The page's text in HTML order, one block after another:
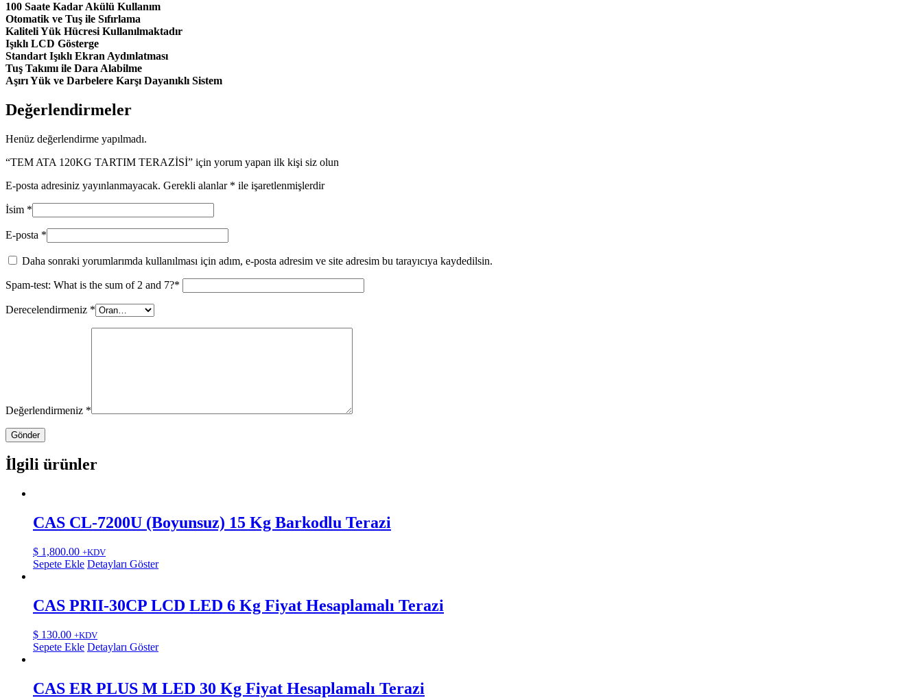
100 Saate Kadar Akülü Kullanım
Otomatik ve Tuş ile Sıfırlama
Kaliteli Yük Hücresi Kullanılmaktadır
Işıklı LCD Gösterge
Standart Işıklı Ekran Aydınlatması
Tuş Takımı ile Dara Alabilme
Aşırı Yük ve Darbelere Karşı Dayanıklı Sistem
Değerlendirmeler
Henüz değerlendirme yapılmadı.
“TEM ATA 120KG TARTIM TERAZİSİ” için yorum yapan ilk kişi siz olun
E-posta adresiniz yayınlanmayacak. Gerekli alanlar * ile işaretlenmişlerdir
İsim *
E-posta *
Daha sonraki yorumlarımda kullanılması için adım, e-posta adresim ve site adresim bu tarayıcıya kaydedilsin.
Spam-test: What is the sum of 2 and 7?*
Derecelendirmeniz *
Değerlendirmeniz *
İlgili ürünler
CAS CL-7200U (Boyunsuz) 15 Kg Barkodlu Terazi
$ 1,800.00 +KDV
Sepete Ekle Detayları Göster
CAS PRII-30CP LCD LED 6 Kg Fiyat Hesaplamalı Terazi
$ 130.00 +KDV
Sepete Ekle Detayları Göster
CAS ER PLUS M LED 30 Kg Fiyat Hesaplamalı Terazi